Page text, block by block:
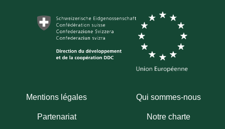
Mentions légales Qui sommes-nous
Partenariat Notre charte